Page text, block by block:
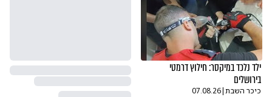
ילד נלכד במיקסר: חילוץ דרמטי
בירושלים
כיכר השבת|
07.08.26